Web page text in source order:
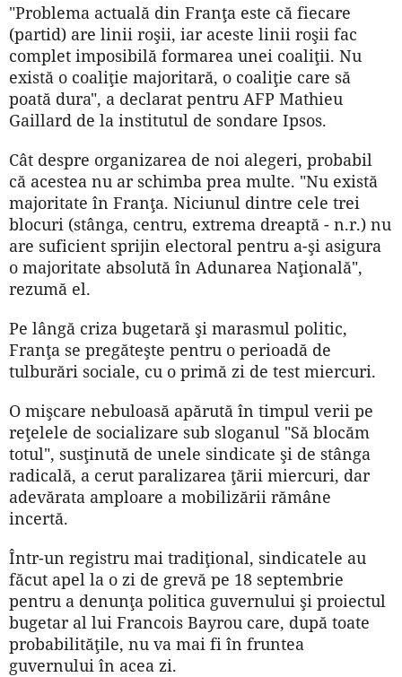
"Problema actuală din Franţa este că fiecare
(partid) are linii roşii, iar aceste linii roşii fac
complet imposibilă formarea unei coaliţii. Nu
există o coaliţie majoritară, o coaliţie care să
poată dura", a declarat pentru AFP Mathieu
Gaillard de la institutul de sondare Ipsos.
Cât despre organizarea de noi alegeri, probabil
că acestea nu ar schimba prea multe. "Nu există
majoritate în Franţa. Niciunul dintre cele trei
blocuri (stânga, centru, extrema dreaptă - n.r.) nu
are suficient sprijin electoral pentru a-şi asigura
o majoritate absolută în Adunarea Naţională",
rezumă el.
Pe lângă criza bugetară şi marasmul politic,
Franţa se pregăteşte pentru o perioadă de
tulburări sociale, cu o primă zi de test miercuri.
O mişcare nebuloasă apărută în timpul verii pe
reţelele de socializare sub sloganul "Să blocăm
totul", susţinută de unele sindicate şi de stânga
radicală, a cerut paralizarea ţării miercuri, dar
adevărata amploare a mobilizării rămâne
incertă.
Într-un registru mai tradiţional, sindicatele au
făcut apel la o zi de grevă pe 18 septembrie
pentru a denunţa politica guvernului şi proiectul
bugetar al lui Francois Bayrou care, după toate
probabilităţile, nu va mai fi în fruntea
guvernului în acea zi.